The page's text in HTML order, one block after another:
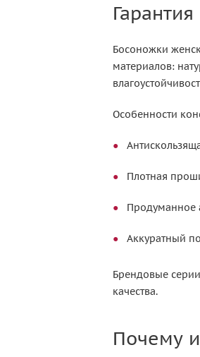
Босоножки
материалов:
Особенности
Плотная
Продуманное
Аккуратный
Брендовые
качества.
Почему